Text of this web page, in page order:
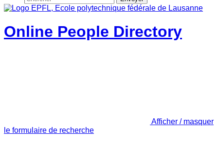
Online People Directory
Afficher / masquer
le formulaire de recherche